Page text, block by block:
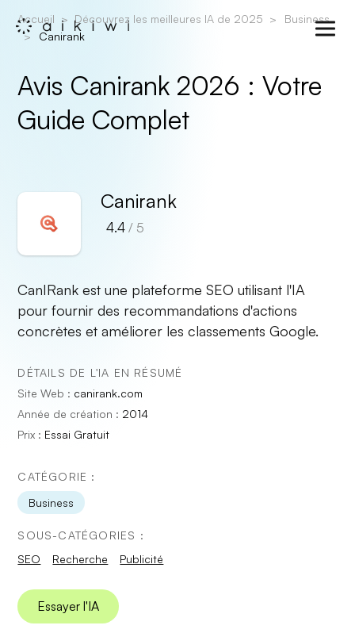
Accueil Découvrez les meilleures IA de 2025
Business
Canirank
Avis Canirank 2026 : Votre
Guide Complet
Canirank
4.4 / 5
CanIRank est une plateforme SEO utilisant l'IA
pour fournir des recommandations d'actions
concrètes et améliorer les classements Google.
DÉTAILS DE L'IA EN RÉSUMÉ
Site Web : canirank.com
Année de création : 2014
Prix : Essai Gratuit
CATÉGORIE :
Business
SOUS-CATÉGORIES :
SEO
Recherche Publicité
Essayer l'IA